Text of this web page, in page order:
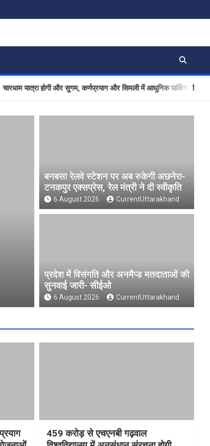
यात्रा होगी और सुगम, कर्णप्रयाग और सिमली में आधुनिक पार्किंग परियोजनाओं को
सुनवाई जारी-
आधुनिक पार्किंग
बनबसा रेलवे स्टेशन पर अब रुकेगी अछनेरा-
टनकपुर एक्सप्रेस, रेल मंत्री ने दी स्वीकृति
6 August 2026 CurrentUttarakhand
प्रदेश में विसंगति और अनमैप्ड मतदाताओं की
सुनवाई जारी- सीईओ
6 August 2026 CurrentUttarakhand
459 करोड़ से एचएनबी गढ़वाल